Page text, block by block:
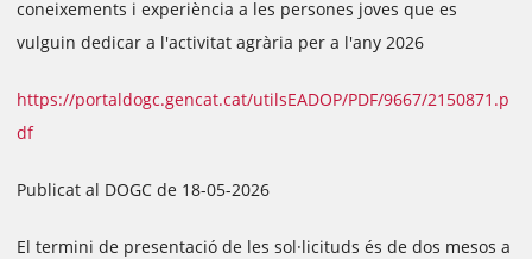
coneixements i experiència a les persones joves que es
vulguin dedicar a l'activitat agrària per a l'any 2026
https://portaldogc.gencat.cat/utilsEADOP/PDF/9667/2150871.p
df
Publicat al DOGC de 18-05-2026
El termini de presentació de les sol·licituds és de dos mesos a